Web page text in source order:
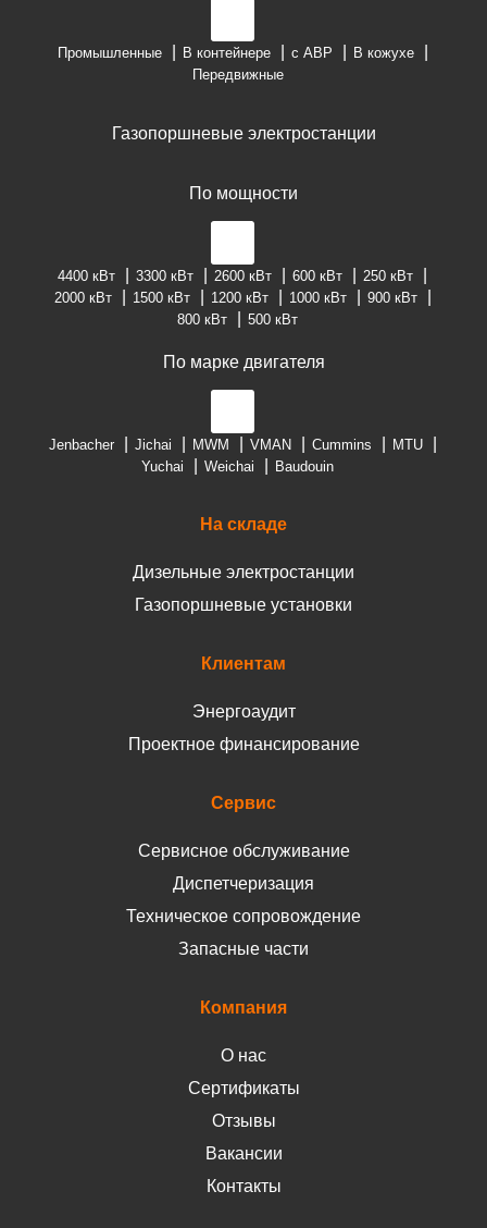
Промышленные В контейнере с АВР
В кожухе
Передвижные
Газопоршневые электростанции
По мощности
4400 кВт 3300 кВт 2600 кВт 600 кВт
250 кВт
2000 кВт
1500 кВт 1200 кВт 1000 кВт
900 кВт
800 кВт
500 кВт
По марке двигателя
Jenbacher Jichai MWM VMAN Cummins
MTU
Yuchai
Weichai Baudouin
На складе
Дизельные электростанции
Газопоршневые установки
Клиентам
Энергоаудит
Проектное финансирование
Сервис
Сервисное обслуживание
Диспетчеризация
Техническое сопровождение
Запасные части
Компания
О нас
Сертификаты
Отзывы
Вакансии
Контакты